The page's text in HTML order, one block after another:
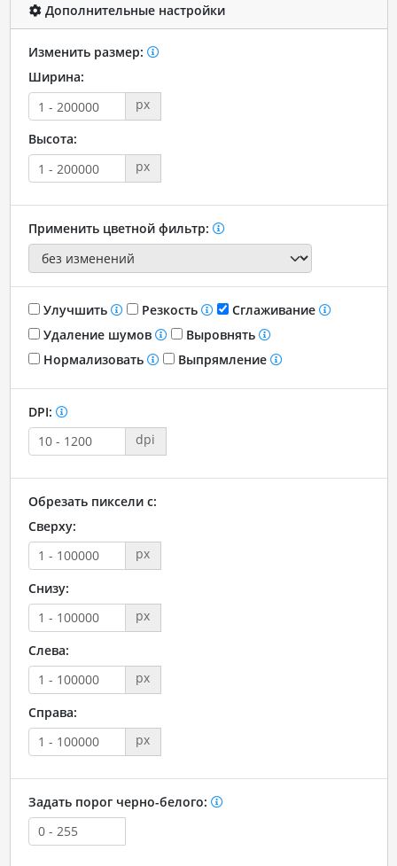
Дополнительные настройки
Изменить размер:
Ширина:
px
Высота:
px
Применить цветной фильтр:
Улучшить Резкость
Сглаживание
Удаление шумов
Выровнять
Нормализовать
Выпрямление
DPI:
dpi
Обрезать пиксели с:
Сверху:
px
Снизу:
px
Слева:
px
Справа:
px
Задать порог черно-белого: